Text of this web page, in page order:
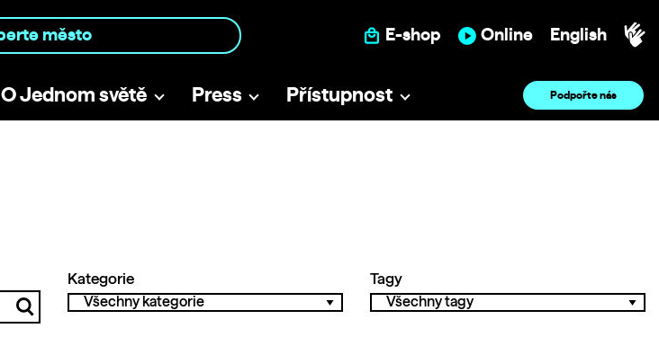
E-shop Online English
O Jednom světě Press Přístupnost Podpořte nás
Kategorie Tagy